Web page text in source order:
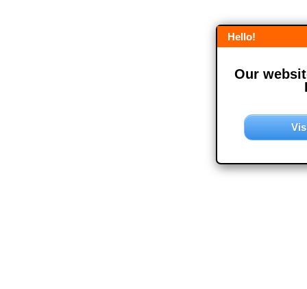
Hello!
Our